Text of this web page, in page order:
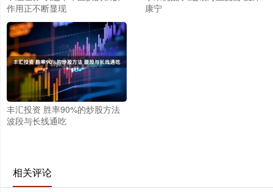
作用正不断显现
康宁
丰汇投资 胜率90%的炒股方法
波段与长线通吃
相关评论